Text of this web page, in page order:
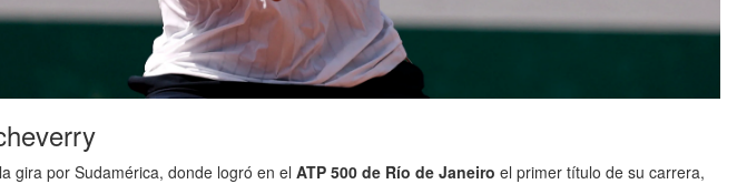
gira por Sudamérica, donde logró en el ATP 500 de Río de Janeiro el primer título de su carrera,